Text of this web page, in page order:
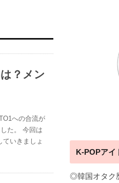
？メン
への合流が
た。 今回は
いきましょ
K-POPアイ
◎韓国オタク